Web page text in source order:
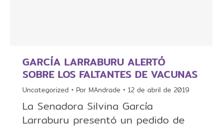
GARCÍA LARRABURU ALERTÓ
SOBRE LOS FALTANTES DE VACUNAS
Uncategorized Por MAndrade 12 de abril de 2019
La Senadora Silvina García
Larraburu presentó un pedido de